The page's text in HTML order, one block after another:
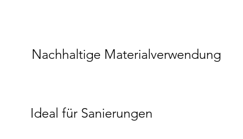
Nachhaltige Materialverwendung
Ideal für Sanierungen